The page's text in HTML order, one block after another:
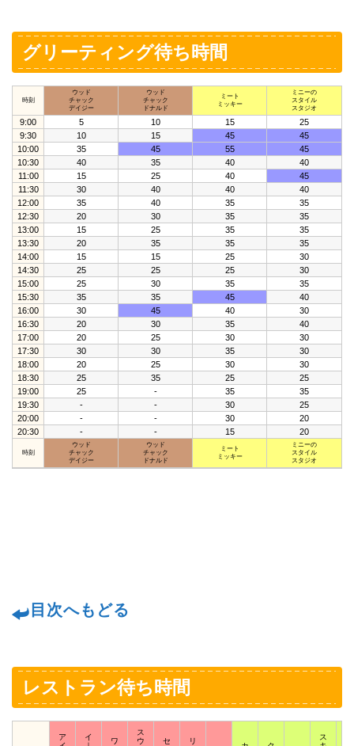
グリーティング待ち時間
時刻
ウッド
チャック
デイジー
ウッド
チャック
ドナルド
ミート
ミッキー
ミニーの
スタイル
スタジオ
9:00 5 10 15
25
9:30
10 15 45
45
10:00
35 45 55
45
10:30
40 35 40
40
11:00
15 25 40
45
11:30
30 40 40
40
12:00
35 40 35
35
12:30
20 30 35
35
13:00
15 25 35
35
13:30
20 35 35
35
14:00
15 15 25
30
14:30
25 25 25
30
15:00
25 30 35
35
15:30
35 35 45
40
16:00
30 45 40
30
16:30
20 30 35
40
17:00
20 25 30
30
17:30
30 30 35
30
18:00
20 25 30
30
18:30
25 35 25
25
19:00
25 - 35
35
19:30
- - 30
25
20:00
- - 30
20
20:30
- - 15 20
時刻
ウッド
チャック
デイジー
ウッド
チャック
ドナルド
ミート
ミッキー
ミニーの
スタイル
スタジオ
目次へもどる
レストラン待ち時間
ア
イ
ワ
ス
ウ
セ
リ
ス